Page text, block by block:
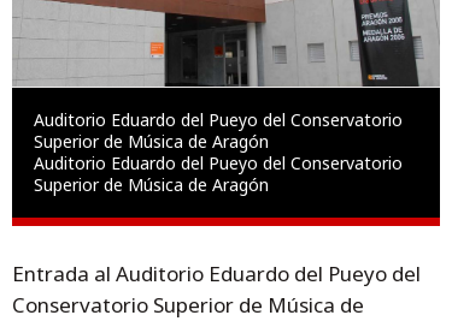
Auditorio Eduardo del Pueyo del Conservatorio
Superior de Música de Aragón
Auditorio Eduardo del Pueyo del Conservatorio
Superior de Música de Aragón
Entrada al Auditorio Eduardo del Pueyo del
Conservatorio Superior de Música de